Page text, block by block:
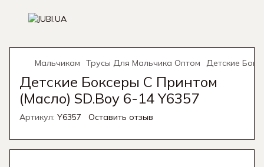
Мальчикам Трусы Для Мальчика Оптом Детские
Детские Боксеры С Принтом
(Масло) SD.Boy 6-14 Y6357
Артикул: Y6357 Оставить отзыв